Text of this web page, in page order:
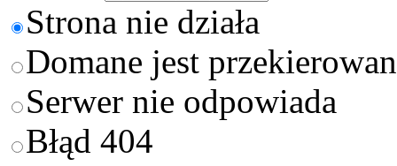
Strona nie działa
Domane jest
Serwer nie odpowiada
Błąd 404